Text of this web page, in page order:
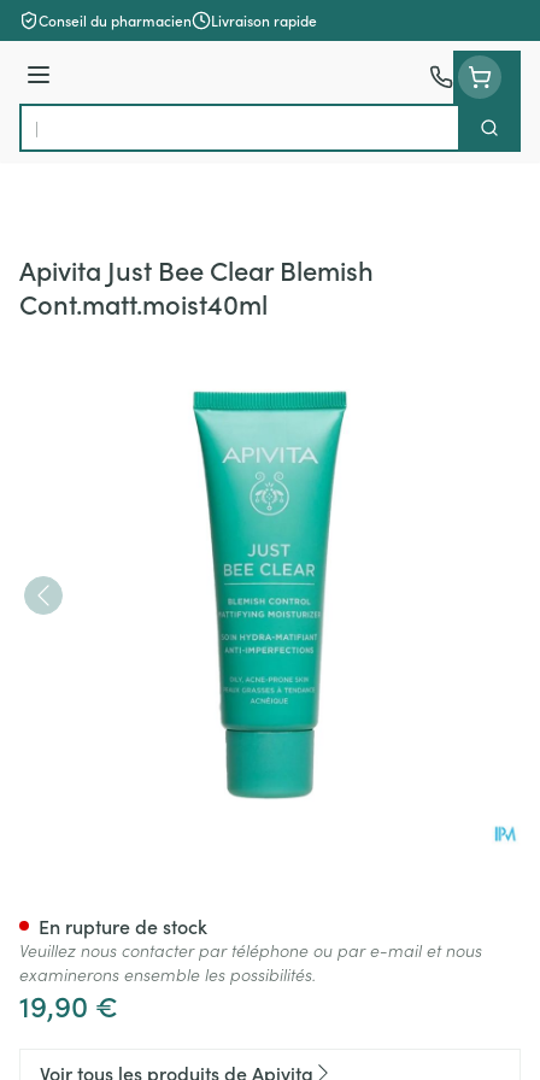
Aller au contenu
Conseil du pharmacien Livraison rapide
Menu
Rechercher
Apivita Just Bee Clear Blemish
Cont.matt.moist40ml
19,90 €
En rupture de stock
Veuillez nous contacter par téléphone ou par e-mail et nous
examinerons ensemble les possibilités.
Voir tous les produits de Apivita